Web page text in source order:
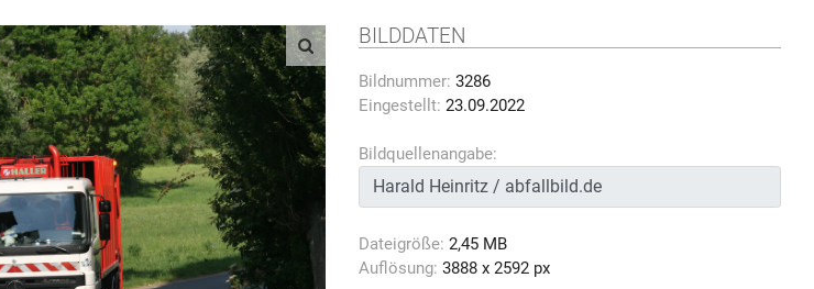
BILDDATEN
Bildnummer: 3286
Eingestellt: 23.09.2022
Bildquellenangabe:
Dateigröße: 2,45 MB
Auflösung: 3888 x 2592 px